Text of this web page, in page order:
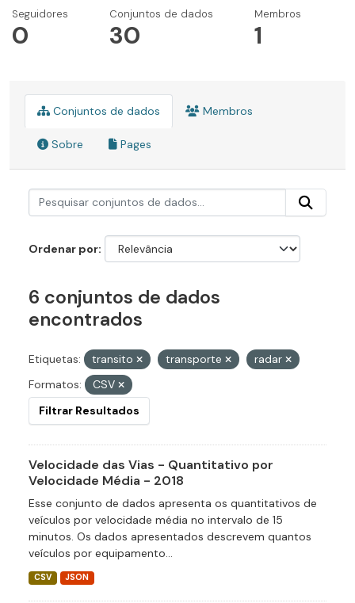
Seguidores
0
Conjuntos de dados
30
Membros
1
Conjuntos de dados Membros
Sobre Pages
Ordenar por
6 conjuntos de dados
encontrados
Etiquetas: transito transporte
radar
Formatos:
CSV
Filtrar Resultados
Velocidade das Vias - Quantitativo por
Velocidade Média - 2018
Esse conjunto de dados apresenta os quantitativos de
veículos por velocidade média no intervalo de 15
minutos. Os dados apresentados descrevem quantos
veículos por equipamento...
CSV JSON